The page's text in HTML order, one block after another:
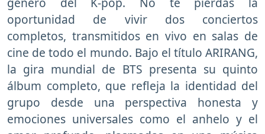
oportunidad de vivir dos conciertos
completos, transmitidos en vivo en salas de
cine de todo el mundo. Bajo el título ARIRANG,
la gira mundial de BTS presenta su quinto
álbum completo, que refleja la identidad del
grupo desde una perspectiva honesta y
emociones universales como el anhelo y el